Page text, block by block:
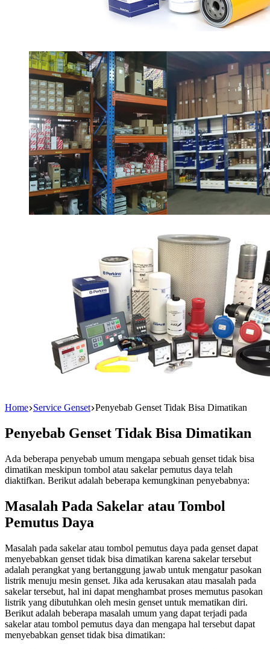
Home Service Genset Penyebab Genset Tidak Bisa Dimatikan
Penyebab Genset Tidak Bisa Dimatikan
Ada beberapa penyebab umum mengapa sebuah genset tidak bisa
dimatikan meskipun tombol atau sakelar pemutus daya telah
diaktifkan. Berikut adalah beberapa kemungkinan penyebabnya:
Masalah Pada Sakelar atau Tombol
Pemutus Daya
Masalah pada sakelar atau tombol pemutus daya pada genset dapat
menyebabkan genset tidak bisa dimatikan karena sakelar tersebut
adalah perangkat yang bertanggung jawab untuk mengatur pasokan
listrik menuju mesin genset. Jika ada kerusakan atau masalah pada
sakelar tersebut, hal ini dapat menghambat proses memutus pasokan
listrik yang dibutuhkan oleh mesin genset untuk mematikan diri.
Berikut adalah beberapa masalah umum yang dapat terjadi pada
sakelar atau tombol pemutus daya dan mengapa hal tersebut dapat
menyebabkan genset tidak bisa dimatikan: